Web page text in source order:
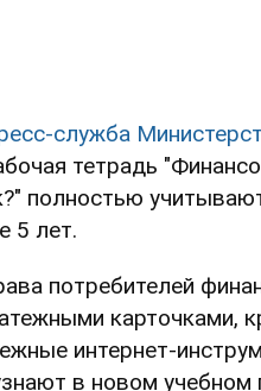
служба
тетрадь
полностью
5 лет.
потребителей
карточками,
интернет-
в новом учебном